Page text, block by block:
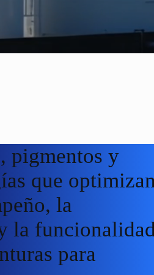
pigmentos y
que
la
la
para